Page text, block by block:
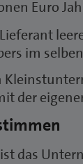
Euro
im
der
das